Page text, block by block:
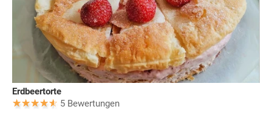
Erdbeertorte
5 Bewertungen